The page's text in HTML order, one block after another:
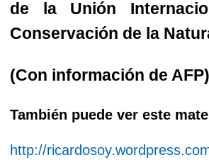
de la Unión
Conservación de la
(Con información de AFP)
También puede ver este
http://